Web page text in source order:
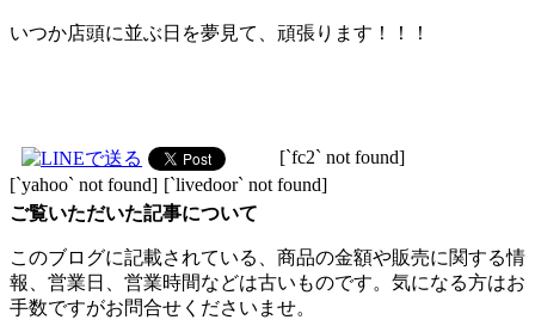
いつか店頭に並ぶ日を夢見て、頑張ります！！！
[`fc2` not found]
[`yahoo` not found] [`livedoor` not found]
ご覧いただいた記事について
このブログに記載されている、商品の金額や販売に関する情
報、営業日、営業時間などは古いものです。気になる方はお
手数ですがお問合せくださいませ。